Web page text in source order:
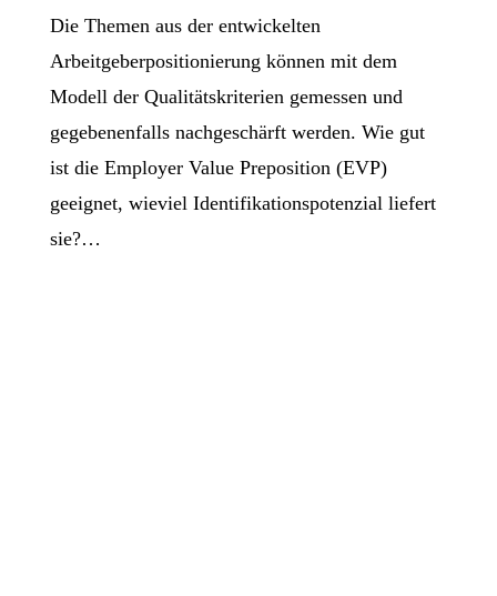
Die Themen aus der entwickelten
Arbeitgeberpositionierung können mit dem
Modell der Qualitätskriterien gemessen und
gegebenenfalls nachgeschärft werden. Wie gut
ist die Employer Value Preposition (EVP)
geeignet, wieviel Identifikationspotenzial liefert
sie?…